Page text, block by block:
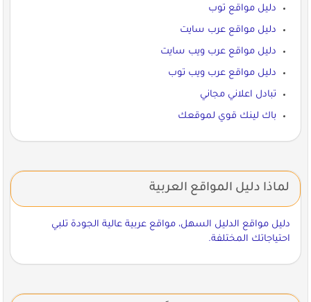
دليل مواقع توب
دليل مواقع عرب سايت
دليل مواقع عرب ويب سايت
دليل مواقع عرب ويب توب
تبادل اعلاني مجاني
باك لينك قوي لموقعك
لماذا دليل المواقع العربية
دليل مواقع الدليل السهل، مواقع عربية عالية الجودة تلبي
احتياجاتك المختلفة.